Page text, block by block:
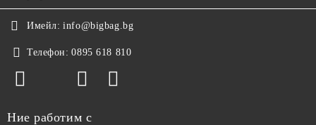
Имейл: info@bigbag.bg
Телефон: 0895 618 810
Ние работим с